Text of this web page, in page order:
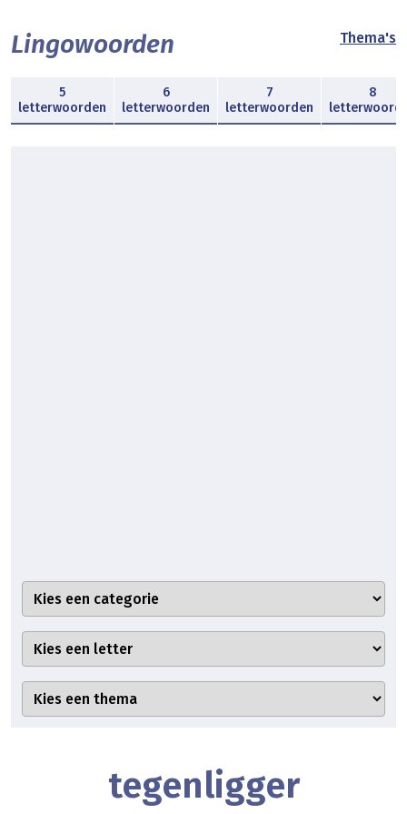
Lingowoorden Thema's
5
letterwoorden
6
letterwoorden
7
letterwoorden
8
tegenligger